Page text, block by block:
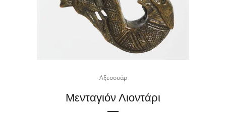
Αξεσουάρ
Μενταγιόν Λιοντάρι